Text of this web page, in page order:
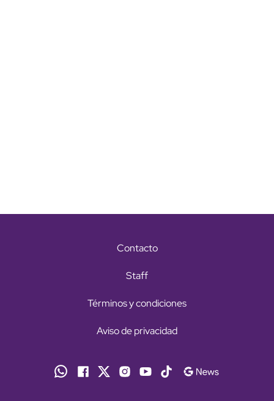
Contacto
Staff
Términos y condiciones
Aviso de privacidad